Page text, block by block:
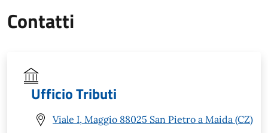
Contatti
Ufficio Tributi
Viale I, Maggio 88025 San Pietro a Maida (CZ)